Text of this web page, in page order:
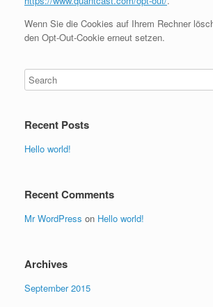
Wenn Sie die Cookies auf Ihrem Rechner
den Opt-Out-Cookie erneut setzen.
Recent Posts
Hello world!
Recent Comments
Mr WordPress on Hello world!
Archives
September 2015